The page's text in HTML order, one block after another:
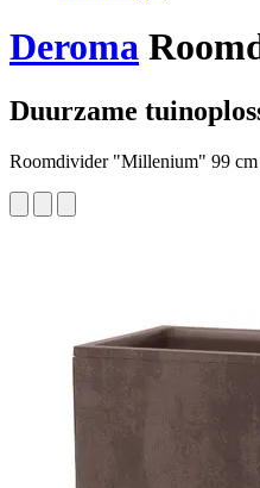
Deroma
Duurzame
Roomdivider "Millenium" 99 cm